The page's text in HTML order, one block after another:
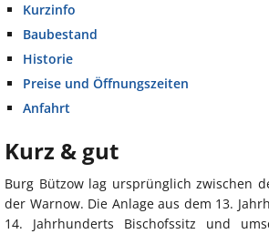
Kurzinfo
Baubestand
Historie
Preise und Öffnungszeiten
Anfahrt
Kurz & gut
Burg Bützow lag ursprünglich zwischen
der Warnow. Die Anlage aus dem 13.
14. Jahrhunderts Bischofssitz und